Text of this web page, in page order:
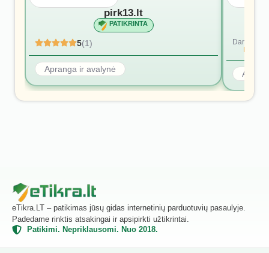
pirk13.lt
PATIKRINTA
5(1)
Apranga ir avalynė
Dar nėra
eTikra.LT – patikimas jūsų gidas internetinių parduotuvių pasaulyje.
Padedame rinktis atsakingai ir apsipirkti užtikrintai.
Patikimi. Nepriklausomi. Nuo 2018.